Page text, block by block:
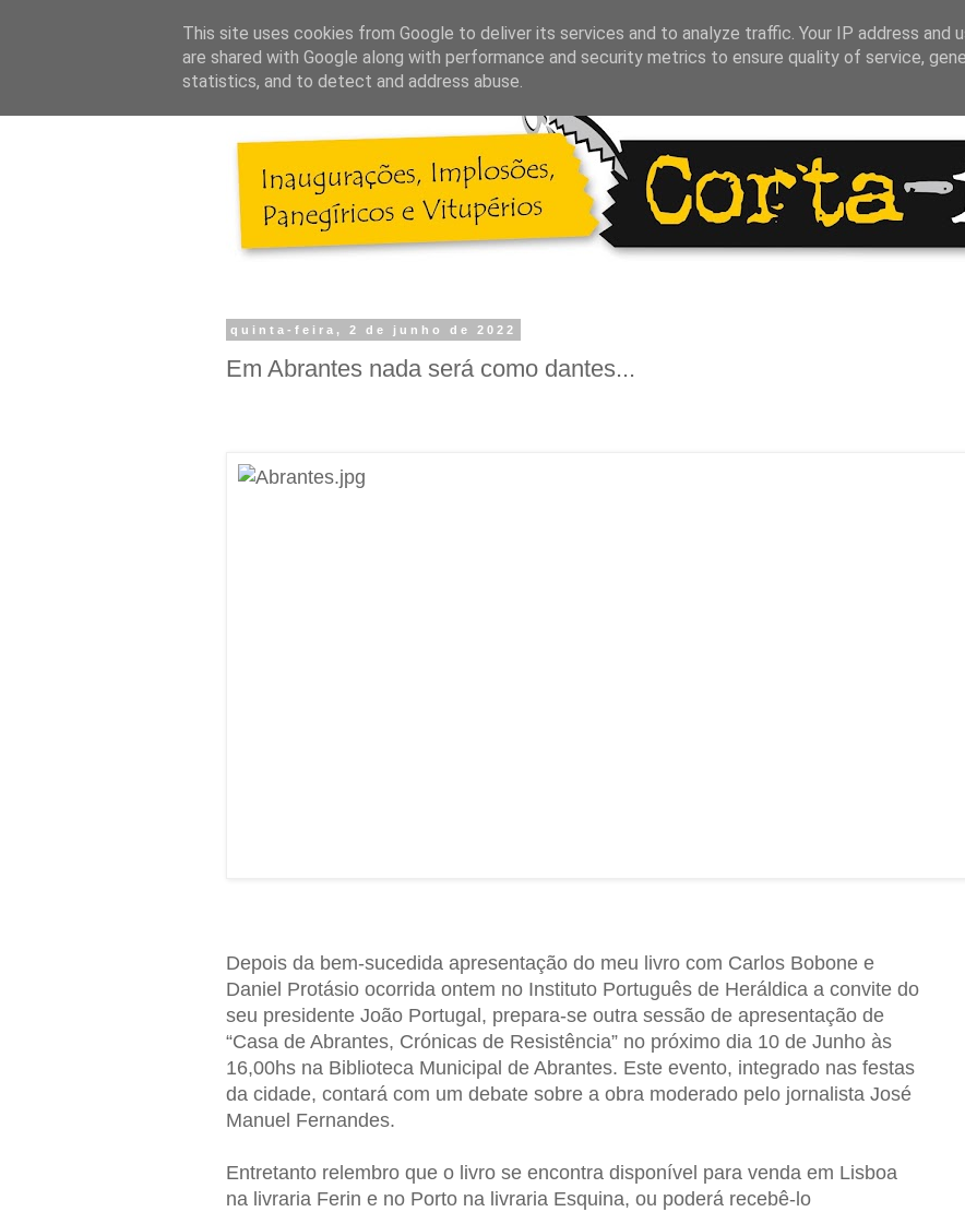
quinta-feira, 2 de junho de 2022
Em Abrantes nada será como dantes...
Depois da bem-sucedida apresentação do meu livro com Carlos Bobone e
Daniel Protásio ocorrida ontem no Instituto Português de Heráldica a convite do
seu presidente João Portugal, prepara-se outra sessão de apresentação de
“Casa de Abrantes, Crónicas de Resistência” no próximo dia 10 de Junho às
16,00hs na Biblioteca Municipal de Abrantes. Este evento, integrado nas festas
da cidade, contará com um debate sobre a obra moderado pelo jornalista José
Manuel Fernandes.
Entretanto relembro que o livro se encontra disponível para venda em Lisboa
na livraria Ferin e no Porto na livraria Esquina, ou poderá recebê-lo
This site uses cookies from Google to deliver its services and to analyze traffic. Your IP address and
are shared with Google along with performance and security metrics to ensure quality of service,
statistics, and to detect and address abuse.